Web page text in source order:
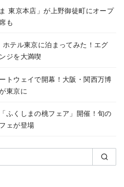
東京本店」が上野御徒町にオープ
も
ホテル東京に泊まってみた！エグ
ジを大満喫
トウェイで開幕！大阪・関西万博
東京に
ふくしまの桃フェア」開催！旬の
ェが登場